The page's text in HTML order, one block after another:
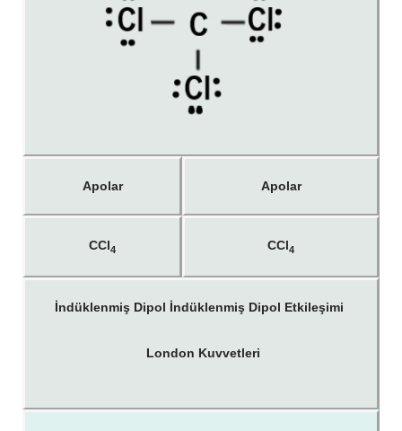
Apolar Apolar
CCl 4 CCl 4
İndüklenmiş Dipol İndüklenmiş Dipol Etkileşimi
London Kuvvetleri